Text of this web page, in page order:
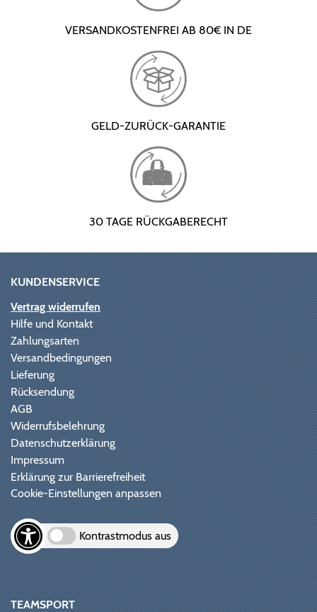
VERSANDKOSTENFREI AB 80€ IN DE
GELD-ZURÜCK-GARANTIE
30 TAGE RÜCKGABERECHT
KUNDENSERVICE
Vertrag widerrufen
Hilfe und Kontakt
Zahlungsarten
Versandbedingungen
Lieferung
Rücksendung
AGB
Widerrufsbelehrung
Datenschutzerklärung
Impressum
Erklärung zur Barrierefreiheit
Cookie-Einstellungen anpassen
Kontrastmodus aus
TEAMSPORT